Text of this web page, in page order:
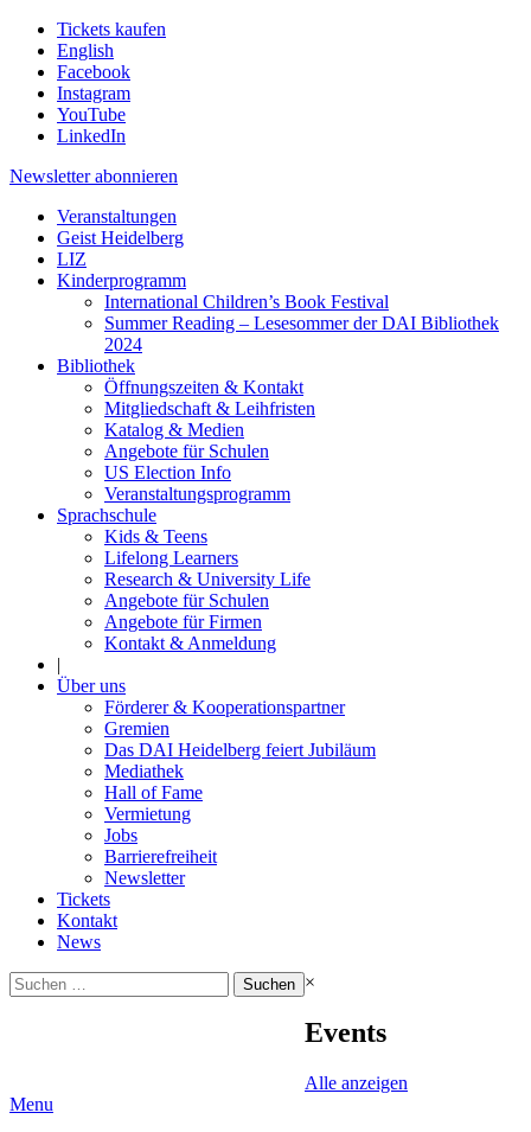
Tickets kaufen
English
Facebook
Instagram
YouTube
LinkedIn
Newsletter abonnieren
Veranstaltungen
Geist Heidelberg
LIZ
Kinderprogramm
International Children’s Book Festival
Summer Reading – Lesesommer der DAI Bibliothek
2024
Bibliothek
Öffnungszeiten & Kontakt
Mitgliedschaft & Leihfristen
Katalog & Medien
Angebote für Schulen
US Election Info
Veranstaltungsprogramm
Sprachschule
Kids & Teens
Lifelong Learners
Research & University Life
Angebote für Schulen
Angebote für Firmen
Kontakt & Anmeldung
|
Über uns
Förderer & Kooperationspartner
Gremien
Das DAI Heidelberg feiert Jubiläum
Mediathek
Hall of Fame
Vermietung
Jobs
Barrierefreiheit
Newsletter
Tickets
Kontakt
News
Suchen
nach:
×
Events
Alle anzeigen
Menu